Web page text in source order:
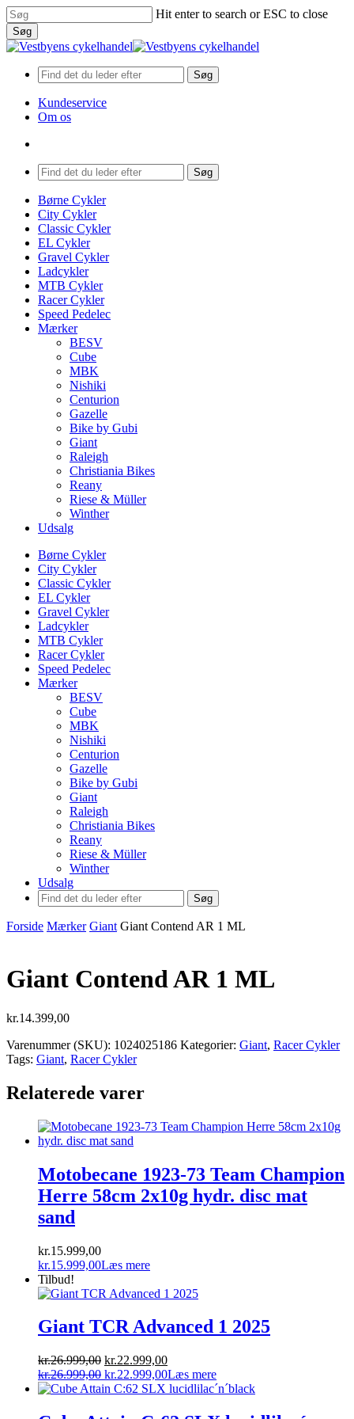
Skip
to
main
content
Hit enter to search or ESC to close
Søg
Close
Søg
Kundeservice
Om os
Menu
Søg
search
Menu
Børne Cykler
City Cykler
Classic Cykler
EL Cykler
Gravel Cykler
Ladcykler
MTB Cykler
Racer Cykler
Speed Pedelec
Mærker
BESV
Cube
MBK
Nishiki
Centurion
Gazelle
Bike by Gubi
Giant
Raleigh
Christiania Bikes
Reany
Riese & Müller
Winther
Udsalg
Børne Cykler
City Cykler
Classic Cykler
EL Cykler
Gravel Cykler
Ladcykler
MTB Cykler
Racer Cykler
Speed Pedelec
Mærker
BESV
Cube
MBK
Nishiki
Centurion
Gazelle
Bike by Gubi
Giant
Raleigh
Christiania Bikes
Reany
Riese & Müller
Winther
Udsalg
Søg
Forside Mærker Giant Giant Contend AR 1 ML
Giant Contend AR 1 ML
kr.14.399,00
Varenummer (SKU): 1024025186 Kategorier: Giant, Racer Cykler
Tags: Giant, Racer Cykler
Relaterede varer
Motobecane 1923-73 Team Champion
Herre 58cm 2x10g hydr. disc mat
sand
kr.15.999,00
kr.15.999,00Læs mere
Tilbud!
Giant TCR Advanced 1 2025
kr.26.999,00 Den
oprindelige
pris
kr.22.999,00Den
aktuelle
pris
kr.26.999,00 Den
oprindelige
kr.22.999,00Den
aktuelle
Læs mere